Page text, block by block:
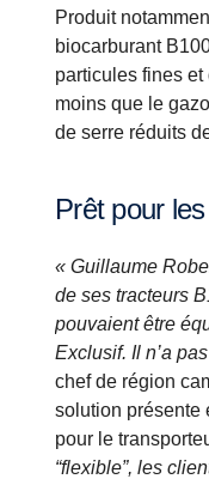
Produit
biocarburant
particules fines
moins que le
de serre réduits
Prêt pour
« Guillaume
de ses tracteurs
pouvaient être
Exclusif. Il n’a
chef de région
solution présente
pour le
“flexible”, les